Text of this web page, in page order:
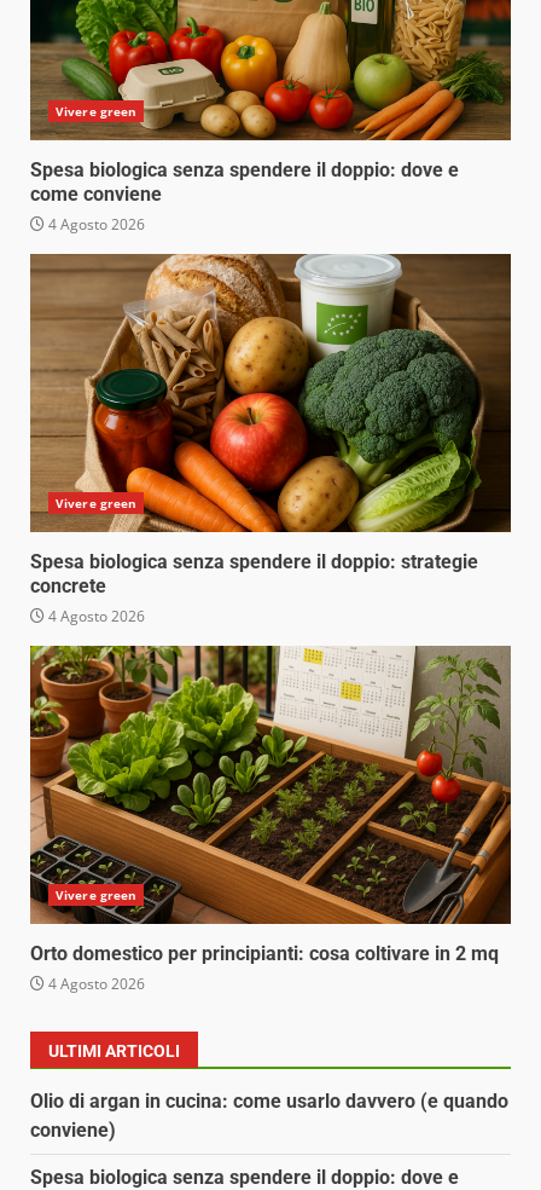
Vivere green
Spesa biologica senza spendere il doppio: dove e
come conviene
4 Agosto 2026
Vivere green
Spesa biologica senza spendere il doppio: strategie
concrete
4 Agosto 2026
Vivere green
Orto domestico per principianti: cosa coltivare in 2 mq
4 Agosto 2026
ULTIMI ARTICOLI
Olio di argan in cucina: come usarlo davvero (e quando
conviene)
Spesa biologica senza spendere il doppio: dove e